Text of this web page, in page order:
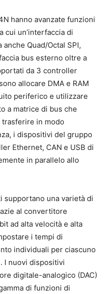
hanno avanzate funzioni
cui un’interfaccia di
Quad/Octal SPI,
bus esterno oltre a
da 3 controller
allocare DMA e RAM
periferico e utilizzare
a matrice di bus che
in modo
i dispositivi del gruppo
Ethernet, CAN e USB di
in parallelo allo
supportano una varietà di
al convertitore
ad alta velocità e alta
i tempi di
individuali per ciascuno
I nuovi dispositivi
digitale-analogico (DAC)
di funzioni di